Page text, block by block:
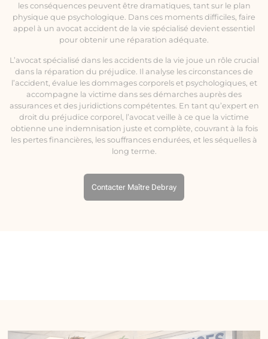
les conséquences peuvent être dramatiques, tant sur le plan
physique que psychologique. Dans ces moments difficiles, faire
appel à un avocat accident de la vie spécialisé devient essentiel
pour obtenir une réparation adéquate.
L’avocat spécialisé dans les accidents de la vie joue un rôle crucial
dans la réparation du préjudice. Il analyse les circonstances de
l’accident, évalue les dommages corporels et psychologiques, et
accompagne la victime dans ses démarches auprès des
assurances et des juridictions compétentes. En tant qu’expert en
droit du préjudice corporel, l’avocat veille à ce que la victime
obtienne une indemnisation juste et complète, couvrant à la fois
les pertes financières, les souffrances endurées, et les séquelles à
long terme.
Contacter Maître Debray